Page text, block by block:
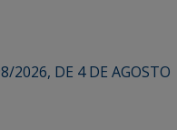
2026, DE 4 DE AGOSTO